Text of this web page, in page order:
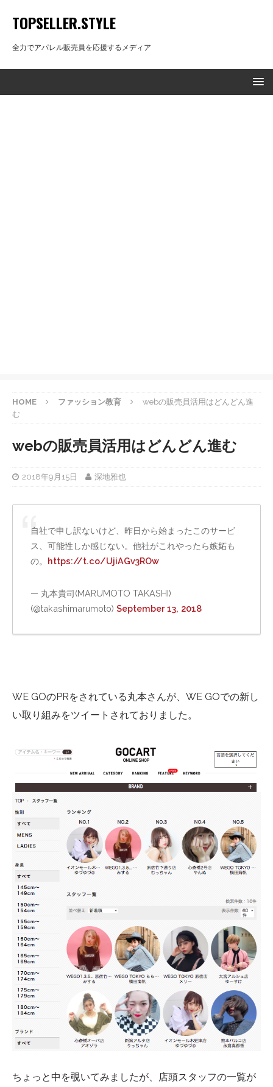
TOPSELLER.STYLE
全力でアパレル販売員を応援するメディア
HOME ファッション教育
webの販売員活用はどんどん進
む
webの販売員活用はどんどん進む
2018年9月15日 深地雅也
自社で申し訳ないけど、昨日から始まったこのサービ
ス、可能性しか感じない。他社がこれやったら嫉妬も
の。 https://t.co/UjiAGv3ROw
— 丸本貴司(MARUMOTO TAKASHI)
(@takashimarumoto) September 13, 2018
WE GOのPRをされている丸本さんが、 WE GOでの新し
い取り組みをツイートされておりました。
ちょっと中を覗いてみましたが、店頭スタッフの一覧が